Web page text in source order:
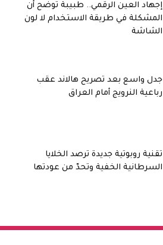
إجهاد العين الرقمي.. طبيبة توضح أن
المشكلة في طريقة الاستخدام لا لون
الشاشة
جدل واسع بعد تصريح هالاند عقب
رباعية النرويج أمام العراق
تقنية روبوتية جديدة ترصد الخلايا
السرطانية الخفية وتحدّ من عودتها